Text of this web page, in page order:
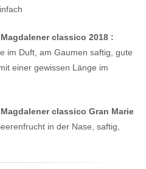
classico 2018 :
im Duft, am Gaumen saftig, gute
einer gewissen Länge im
classico Gran Marie
in der Nase, saftig,